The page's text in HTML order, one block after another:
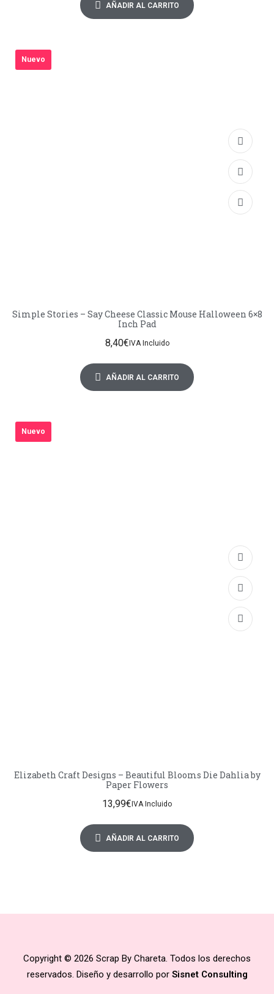
AÑADIR AL CARRITO
Nuevo
Simple Stories – Say Cheese Classic Mouse Halloween 6×8
Inch Pad
8,40€IVA Incluido
AÑADIR AL CARRITO
Nuevo
Elizabeth Craft Designs – Beautiful Blooms Die Dahlia by
Paper Flowers
13,99€IVA Incluido
AÑADIR AL CARRITO
Copyright © 2026 Scrap By Chareta. Todos los derechos
reservados. Diseño y desarrollo por Sisnet Consulting